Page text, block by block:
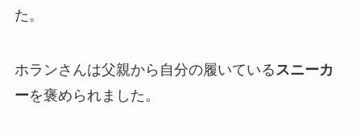
た。
ホランさんは父親から自分の履いている スニーカ
ーを褒められました。